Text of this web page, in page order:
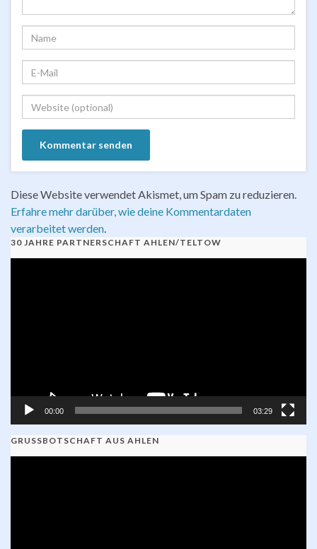
Diese Website verwendet Akismet, um Spam zu reduzieren.
Erfahre mehr darüber, wie deine Kommentardaten
verarbeitet werden.
30 JAHRE PARTNERSCHAFT AHLEN/TELTOW
00:00 03:29
GRUSSBOTSCHAFT AUS AHLEN